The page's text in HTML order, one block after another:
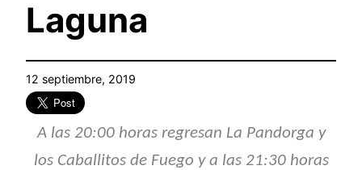
Laguna
12 septiembre, 2019
A las 20:00 horas regresan La Pandorga y
los Caballitos de Fuego y a las 21:30 horas